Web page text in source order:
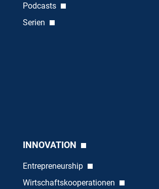
Podcasts
Serien
INNOVATION
Entrepreneurship
Wirtschaftskooperationen